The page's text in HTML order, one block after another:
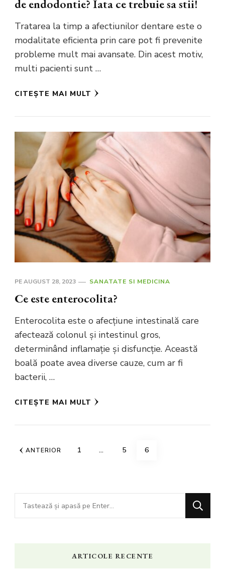
de endodontie? Iata ce trebuie sa stii!
Tratarea la timp a afectiunilor dentare este o
modalitate eficienta prin care pot fi prevenite
probleme mult mai avansate. Din acest motiv,
multi pacienti sunt …
CITEȘTE MAI MULT
PEAUGUST 28, 2023 SANATATE SI MEDICINA
Ce este enterocolita?
Enterocolita este o afecțiune intestinală care
afectează colonul și intestinul gros,
determinând inflamație și disfuncție. Această
boală poate avea diverse cauze, cum ar fi
bacterii, …
CITEȘTE MAI MULT
Paginație
ANTERIOR PAGINĂ
1 … PAGINĂ
5 PAGINĂ
6
Cauți
ceva?
ARTICOLE RECENTE